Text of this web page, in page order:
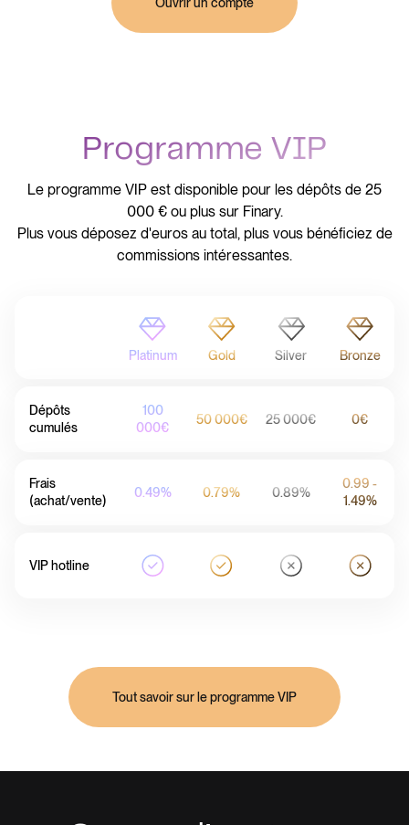
Programme VIP
Le programme VIP est disponible pour les dépôts de 25
000 € ou plus sur Finary.
Plus vous déposez d'euros au total, plus vous bénéficiez de
commissions intéressantes.
Platinum Gold Silver Bronze
Dépôts
cumulés
100
000€
50 000€ 25 000€ 0€
Frais
(achat/vente)
0.49% 0.79% 0.89%
0.99 -
1.49%
VIP hotline
Tout savoir sur le programme VIP